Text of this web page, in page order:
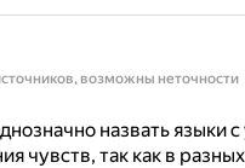
возможны неточности
назвать языки
чувств, так как в